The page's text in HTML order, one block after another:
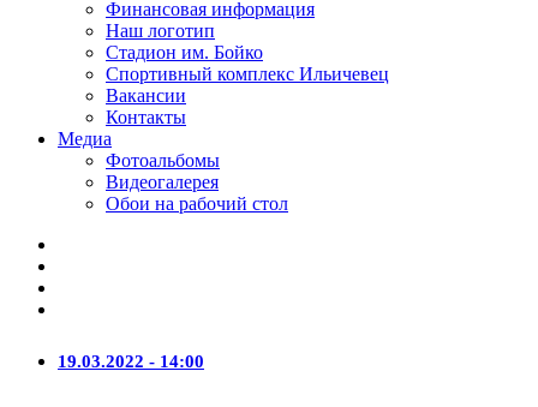
Финансовая информация
Наш логотип
Стадион им. Бойко
Спортивный комплекс Ильичевец
Вакансии
Контакты
Медиа
Фотоальбомы
Видеогалерея
Обои на рабочий стол
19.03.2022 - 14:00